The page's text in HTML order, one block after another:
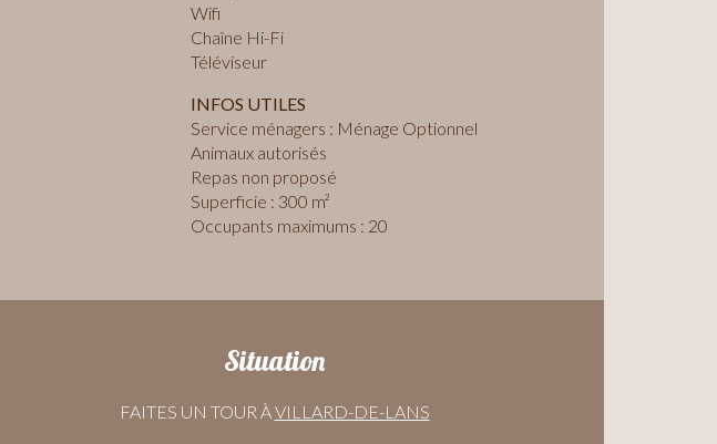
Wifi
Chaîne Hi-Fi
Téléviseur
INFOS UTILES
Service ménagers : Ménage Optionnel
Animaux autorisés
Repas non proposé
Superficie : 300 m²
Occupants maximums : 20
Situation
FAITES UN TOUR ÀVILLARD-DE-LANS